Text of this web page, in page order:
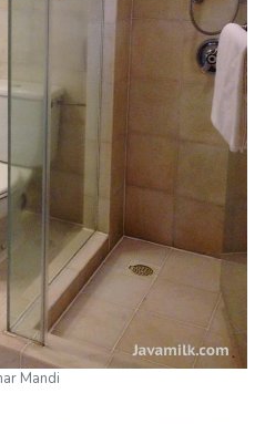
Mandi